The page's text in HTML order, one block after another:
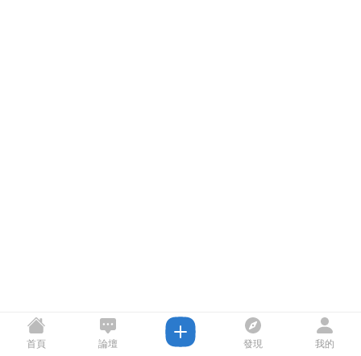
首頁 論壇 發現 我的